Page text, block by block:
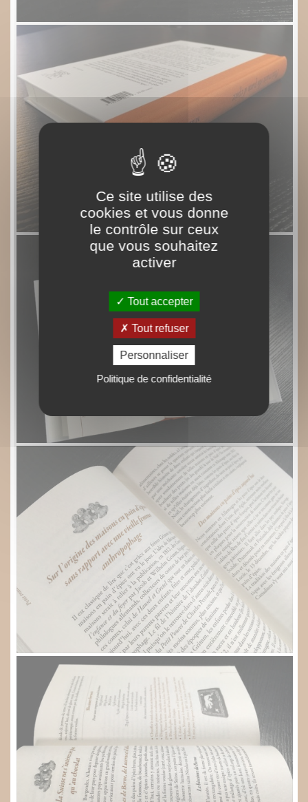
Ce site utilise des
cookies et vous donne
le contrôle sur ceux
que vous souhaitez
activer
Tout accepter
Tout refuser
Personnaliser
Politique de confidentialité